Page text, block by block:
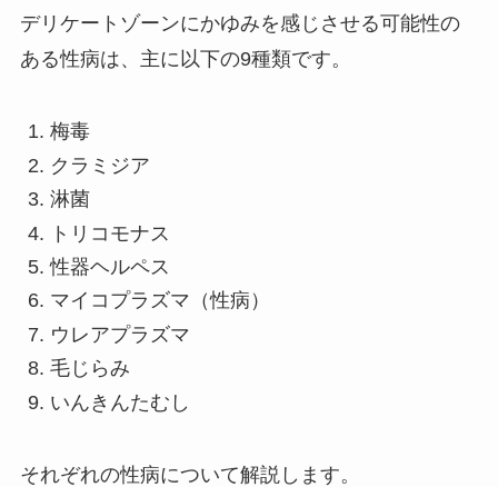
デリケートゾーンにかゆみを感じさせる可能性の
ある性病は、主に以下の9種類です。
梅毒
クラミジア
淋菌
トリコモナス
性器ヘルペス
マイコプラズマ（性病）
ウレアプラズマ
毛じらみ
いんきんたむし
それぞれの性病について解説します。